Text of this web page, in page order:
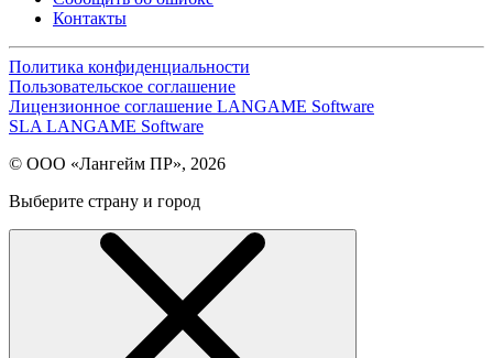
Контакты
Политика конфиденциальности
Пользовательское соглашение
Лицензионное соглашение LANGAME Software
SLA LANGAME Software
© ООО «Лангейм ПР», 2026
Выберите страну и город